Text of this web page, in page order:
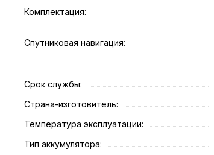
Комплектация:
Спутниковая навигация:
Срок службы:
Страна-изготовитель:
Температура эксплуатации:
Тип аккумулятора: